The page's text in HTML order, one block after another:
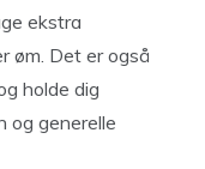
ekstra
øm. Det er også
holde dig
og generelle